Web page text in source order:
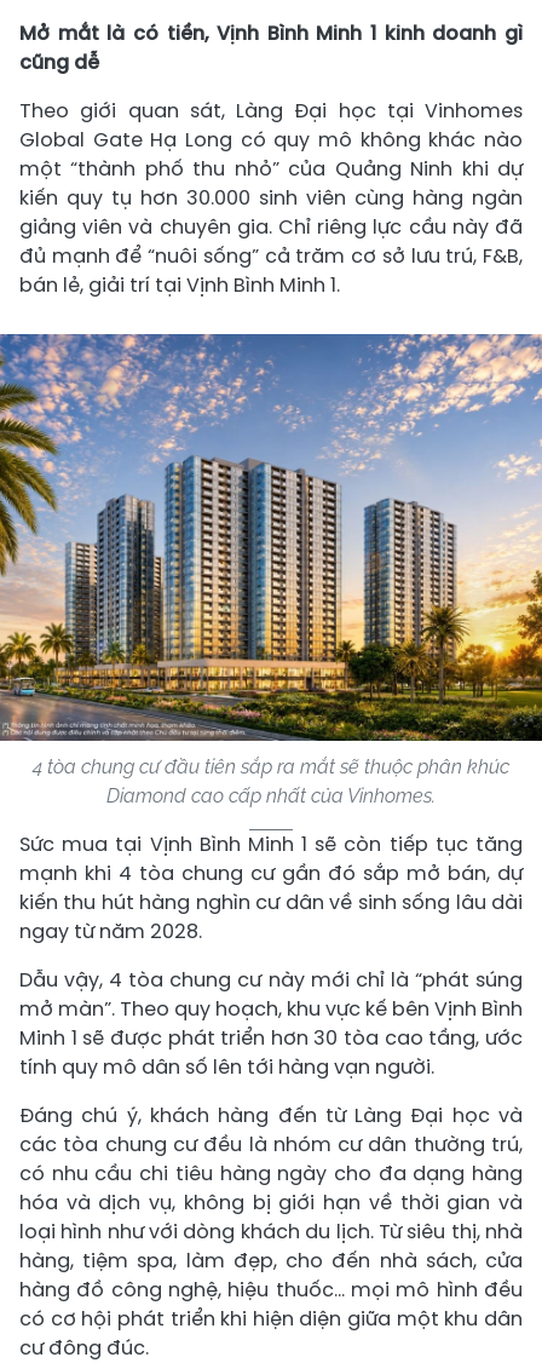
Mở mắt là có tiền, Vịnh Bình Minh 1 kinh doanh gì
cũng dễ
Theo giới quan sát, Làng Đại học tại Vinhomes
Global Gate Hạ Long có quy mô không khác nào
một “thành phố thu nhỏ” của Quảng Ninh khi dự
kiến quy tụ hơn 30.000 sinh viên cùng hàng ngàn
giảng viên và chuyên gia. Chỉ riêng lực cầu này đã
đủ mạnh để “nuôi sống” cả trăm cơ sở lưu trú, F&B,
bán lẻ, giải trí tại Vịnh Bình Minh 1.
4 tòa chung cư đầu tiên sắp ra mắt sẽ thuộc phân khúc
Diamond cao cấp nhất của Vinhomes.
Sức mua tại Vịnh Bình Minh 1 sẽ còn tiếp tục tăng
mạnh khi 4 tòa chung cư gần đó sắp mở bán, dự
kiến thu hút hàng nghìn cư dân về sinh sống lâu dài
ngay từ năm 2028.
Dẫu vậy, 4 tòa chung cư này mới chỉ là “phát súng
mở màn”. Theo quy hoạch, khu vực kế bên Vịnh Bình
Minh 1 sẽ được phát triển hơn 30 tòa cao tầng, ước
tính quy mô dân số lên tới hàng vạn người.
Đáng chú ý, khách hàng đến từ Làng Đại học và
các tòa chung cư đều là nhóm cư dân thường trú,
có nhu cầu chi tiêu hàng ngày cho đa dạng hàng
hóa và dịch vụ, không bị giới hạn về thời gian và
loại hình như với dòng khách du lịch. Từ siêu thị, nhà
hàng, tiệm spa, làm đẹp, cho đến nhà sách, cửa
hàng đồ công nghệ, hiệu thuốc… mọi mô hình đều
có cơ hội phát triển khi hiện diện giữa một khu dân
cư đông đúc.